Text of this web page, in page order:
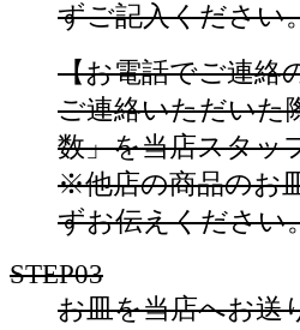
ずご記入ください
【お電話でご連絡
ご連絡いただいた
数」を当店スタッ
※他店の商品のお
ずお伝えください
STEP03
お皿を当店へお送